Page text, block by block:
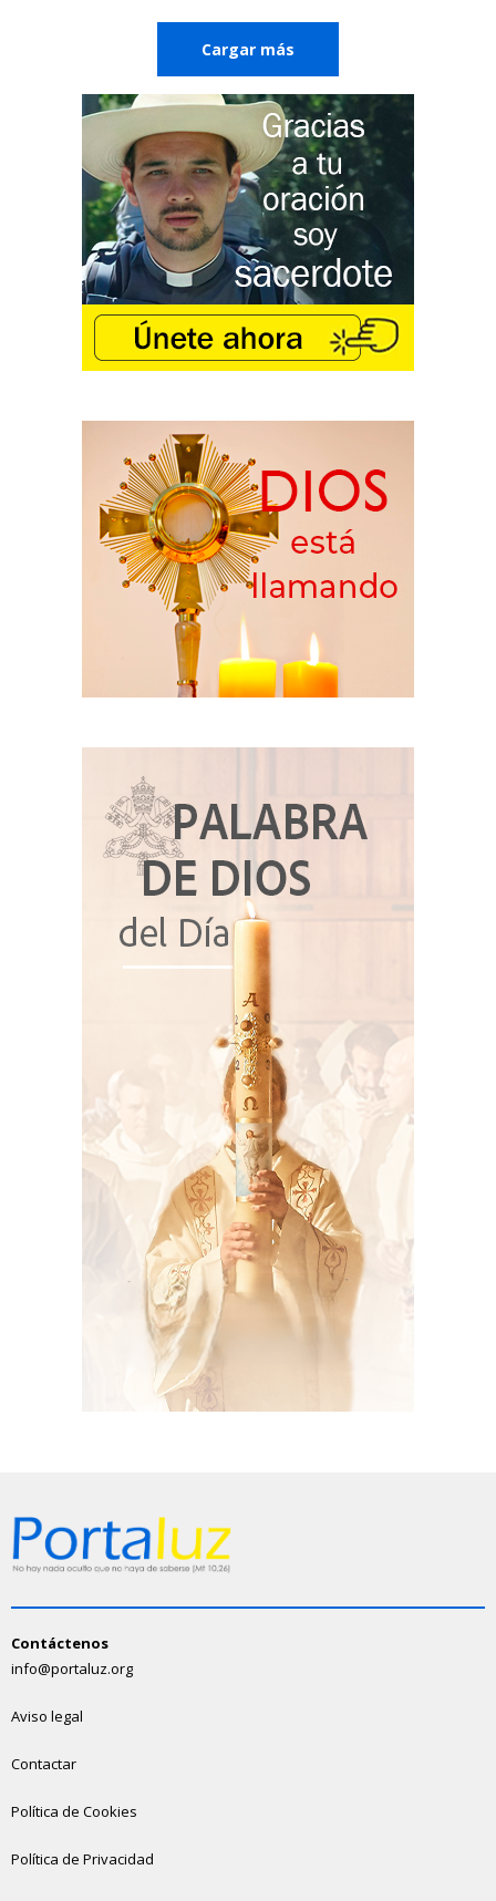
Cargar más
Contáctenos
info@portaluz.org
Aviso legal
Contactar
Política de Cookies
Política de Privacidad